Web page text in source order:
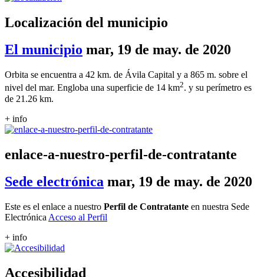
Localización del municipio
El municipio mar, 19 de may. de 2020
Orbita se encuentra a 42 km. de Ávila Capital y a 865 m. sobre el
nivel del mar. Engloba una superficie de 14 km2. y su perímetro es
de 21.26 km.
+ info
enlace-a-nuestro-perfil-de-contratante
Sede electrónica mar, 19 de may. de 2020
Este es el enlace a nuestro Perfil de Contratante en nuestra Sede
Electrónica Acceso al Perfil
+ info
Accesibilidad